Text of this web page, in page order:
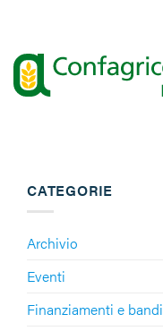
contenuti
CATEGORIE
Archivio
Eventi
Finanziamenti e bandi